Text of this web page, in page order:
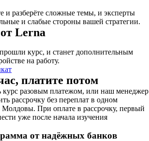
и разберёте сложные темы, и эксперты
и слабые стороны вашей стратегии.
Lerna
курс, и станет дополнительным
на работу.
платите потом
курс разовым платежом, или наш менеджер
рассрочку без переплат в одном
При оплате в рассрочку, первый
уже после начала изучения
от надёжных банков